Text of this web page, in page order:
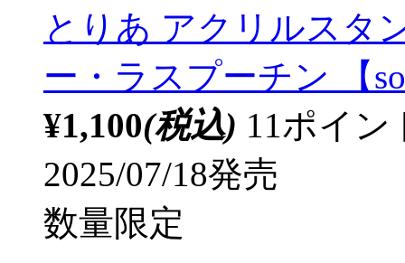
とりあ アクリルスタ
ー・ラスプーチン 【
¥1,100(税込) 11ポイ
2025/07/18発売
数量限定